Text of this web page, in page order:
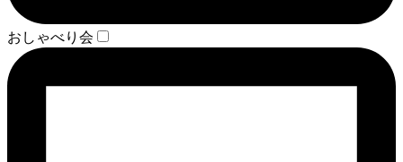
おしゃべり会